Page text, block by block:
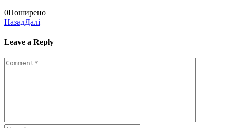
0Поширено
НазадДалі
Leave a Reply